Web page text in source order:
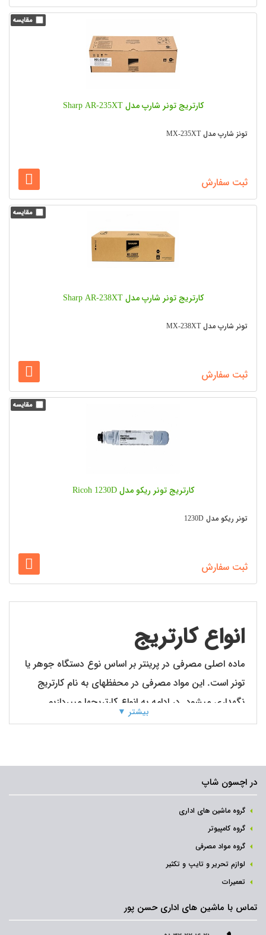
کارتریج تونر شارپ مدل Sharp AR-235XT
تونز شارپ مدل MX-235XT
ثبت سفارش
کارتریج تونر شارپ مدل Sharp AR-238XT
تونر شارپ مدل MX-238XT
ثبت سفارش
کارتریج تونر ریکو مدل Ricoh 1230D
تونر ریکو مدل 1230D
ثبت سفارش
انواع کارتریج
ماده اصلی مصرفی در پرینتر بر اساس نوع دستگاه جوهر یا
تونر است. این مواد مصرفی در محفظهای به نام کارتریج
نگهداری میشود. در ادامه به انواع کارتریجها میپردازیم.
انواع
کارتریجلیزری
بیشتر ▼
در اچسون شاپ
گروه ماشین های اداری
گروه کامپیوتر
گروه مواد مصرفی
لوازم تحریر و تایپ و تکثیر
تعمیرات
تماس با ماشین های اداری حسن پور